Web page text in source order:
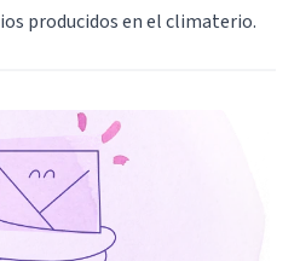
producidos en el climaterio.